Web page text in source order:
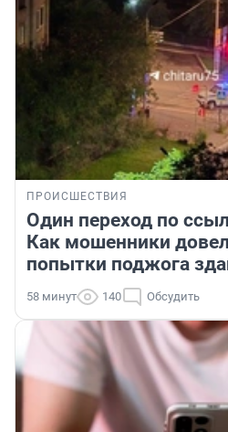
ПРОИСШЕСТВИЯ
Один переход по
Как мошенники
попытки поджога
58 минут 140 Обсудить